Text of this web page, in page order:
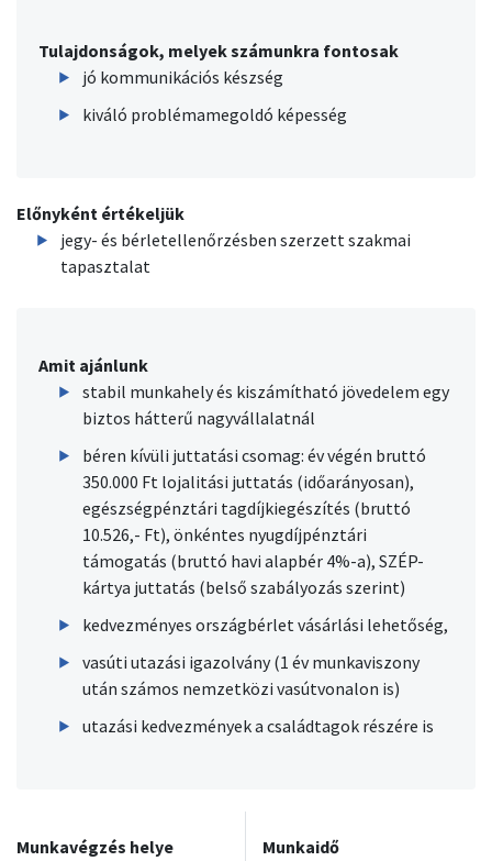
Tulajdonságok, melyek számunkra fontosak
jó kommunikációs készség
kiváló problémamegoldó képesség
Előnyként értékeljük
jegy- és bérletellenőrzésben szerzett szakmai
tapasztalat
Amit ajánlunk
stabil munkahely és kiszámítható jövedelem egy
biztos hátterű nagyvállalatnál
béren kívüli juttatási csomag: év végén bruttó
350.000 Ft lojalitási juttatás (időarányosan),
egészségpénztári tagdíjkiegészítés (bruttó
10.526,- Ft), önkéntes nyugdíjpénztári
támogatás (bruttó havi alapbér 4%-a), SZÉP-
kártya juttatás (belső szabályozás szerint)
kedvezményes országbérlet vásárlási lehetőség,
vasúti utazási igazolvány (1 év munkaviszony
után számos nemzetközi vasútvonalon is)
utazási kedvezmények a családtagok részére is
Munkavégzés helye
Munkaidő